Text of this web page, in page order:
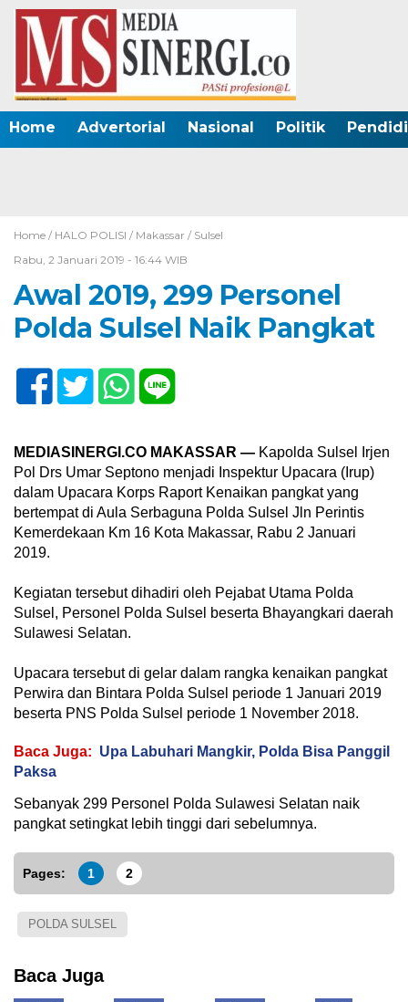
Home Advertorial Nasional Politik
Home / HALO POLISI / Makassar / Sulsel
Rabu, 2 Januari 2019 - 16:44 WIB
Awal 2019, 299 Personel
Polda Sulsel Naik Pangkat
MEDIASINERGI.CO MAKASSAR — Kapolda Sulsel Irjen
Pol Drs Umar Septono menjadi Inspektur Upacara (Irup)
dalam Upacara Korps Raport Kenaikan pangkat yang
bertempat di Aula Serbaguna Polda Sulsel Jln Perintis
Kemerdekaan Km 16 Kota Makassar, Rabu 2 Januari
2019.
Kegiatan tersebut dihadiri oleh Pejabat Utama Polda
Sulsel, Personel Polda Sulsel beserta Bhayangkari daerah
Sulawesi Selatan.
Upacara tersebut di gelar dalam rangka kenaikan pangkat
Perwira dan Bintara Polda Sulsel periode 1 Januari 2019
beserta PNS Polda Sulsel periode 1 November 2018.
Baca Juga: Upa Labuhari Mangkir, Polda Bisa Panggil
Paksa
Sebanyak 299 Personel Polda Sulawesi Selatan naik
pangkat setingkat lebih tinggi dari sebelumnya.
Pages: 1 2
POLDA SULSEL
Baca Juga